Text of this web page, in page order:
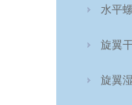
水平
旋翼
旋翼